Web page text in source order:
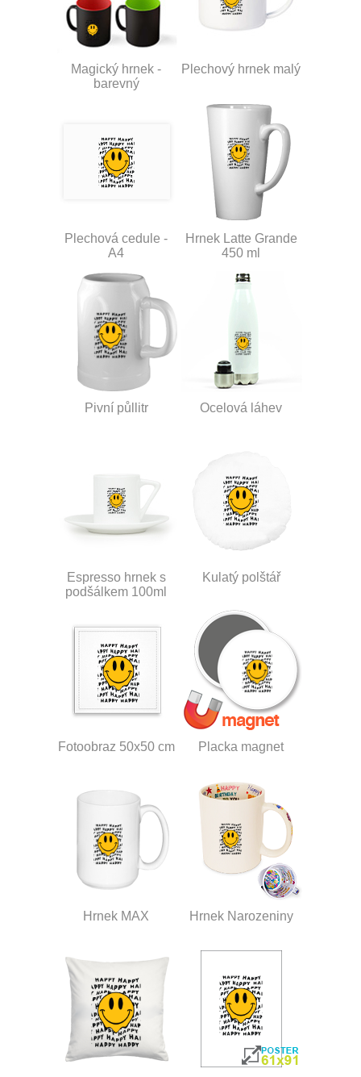
Magický hrnek -
barevný
Plechový hrnek malý
Plechová cedule -
A4
Hrnek Latte Grande
450 ml
Pivní půllitr Ocelová láhev
Espresso hrnek s
podšálkem 100ml
Kulatý polštář
Fotoobraz 50x50 cm Placka magnet
Hrnek MAX Hrnek Narozeniny